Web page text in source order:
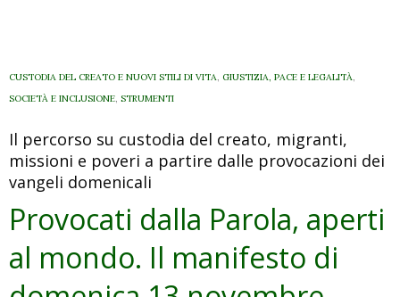
al
mondo.
manifesto
di
domenica
novembre
CUSTODIA DEL CREATO E NUOVI STILI DI VITA, GIUSTIZIA, PACE E LEGALITÀ,
SOCIETÀ E INCLUSIONE, STRUMENTI
Il percorso su custodia del creato, migranti,
missioni e poveri a partire dalle provocazioni dei
vangeli domenicali
Provocati dalla Parola, aperti
al mondo. Il manifesto di